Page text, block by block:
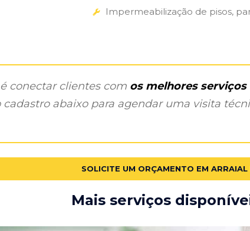
Impermeabilização de pisos,
conectar clientes com os melhores
cadastro abaixo para agendar uma visita
SOLICITE UM ORÇAMENTO EM
Mais serviços